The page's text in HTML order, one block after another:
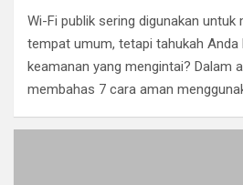
Wi-Fi publik sering digunakan
tempat umum, tetapi tahukah Anda
keamanan yang mengintai? Dalam
membahas 7 cara aman